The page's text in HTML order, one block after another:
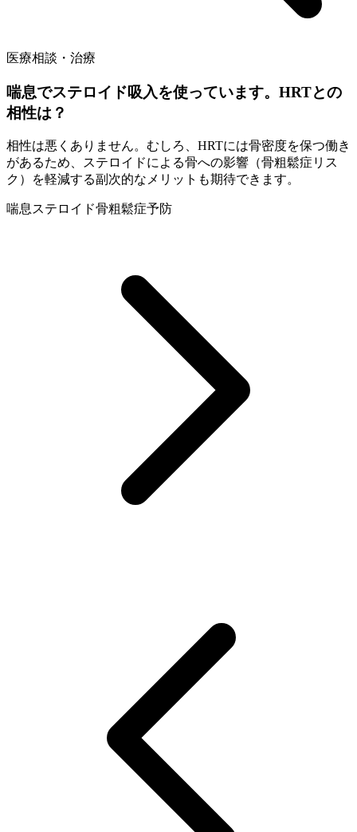
医療相談・治療
喘息でステロイド吸入を使っています。HRTとの
相性は？
相性は悪くありません。むしろ、HRTには骨密度を保つ働き
があるため、ステロイドによる骨への影響（骨粗鬆症リス
ク）を軽減する副次的なメリットも期待できます。
喘息 ステロイド骨粗鬆症予防